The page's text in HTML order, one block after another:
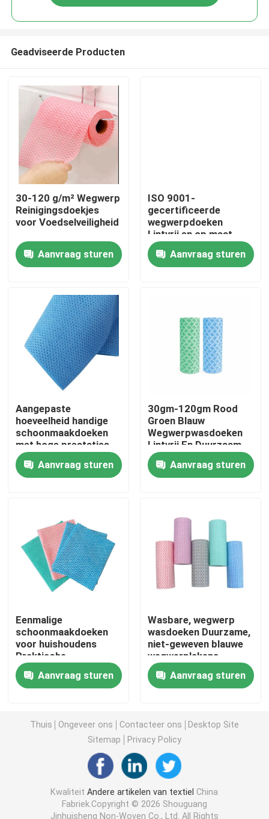
Thuis
Fabriekstocht
Kwaliteitscontrole
Neem contact met ons op
Nieuws
Vraag een offerte
niet-geweven jumbo rollen
Niet-geweven Lijstdoek
Huishoudelijke schoonmaaklakken
Spunlace het Schoonmaken veegt af
Het beschikbare Schoonmaken veegt af
Wippers voor de voedingssector
Keukendoeken voor eenmalig gebruik
Geadviseerde Producten
30-120 g/m² Wegwerp
Reinigingsdoekjes
voor Voedselveiligheid
Aanvraag sturen
ISO 9001-
gecertificeerde
wegwerpdoeken
Lintvrij en op maat
voor optimale
reinigingAanvraag sturen
Aangepaste
hoeveelheid handige
schoonmaakdoeken
met hoge prestaties
en 2 jaar houdbaarheid
Aanvraag sturen
30gm-120gm Rood
Groen Blauw
Wegwerpwasdoeken
Lintvrij En Duurzaam
Voor Zware Reiniging
Aanvraag sturen
Eenmalige
schoonmaakdoeken
voor huishoudens
Praktische
multifunctie
Aanvraag sturen
Wasbare, wegwerp
wasdoeken Duurzame,
niet-geweven blauwe
wegwerplakens
Aanvraag sturen
Thuis Ongeveer ons Contacteer ons
Desktop Site
Sitemap
Privacy Policy
KwaliteitAndere artikelen van textiel China
Fabriek.Copyright © 2026 Shouguang
Jinhuisheng Non-Woven Co., Ltd. All Rights